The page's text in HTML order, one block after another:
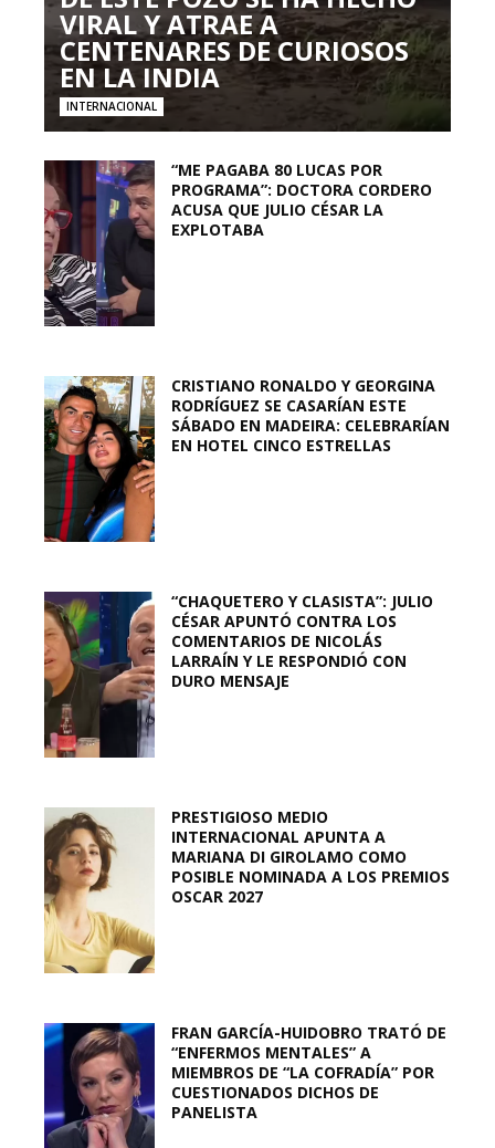
VIRAL Y ATRAE A
CENTENARES DE CURIOSOS
EN LA INDIA
INTERNACIONAL
“ME PAGABA 80 LUCAS POR
PROGRAMA”: DOCTORA CORDERO
ACUSA QUE JULIO CÉSAR LA
EXPLOTABA
CRISTIANO RONALDO Y GEORGINA
RODRÍGUEZ SE CASARÍAN ESTE
SÁBADO EN MADEIRA: CELEBRARÍAN
EN HOTEL CINCO ESTRELLAS
“CHAQUETERO Y CLASISTA”: JULIO
CÉSAR APUNTÓ CONTRA LOS
COMENTARIOS DE NICOLÁS
LARRAÍN Y LE RESPONDIÓ CON
DURO MENSAJE
PRESTIGIOSO MEDIO
INTERNACIONAL APUNTA A
MARIANA DI GIROLAMO COMO
POSIBLE NOMINADA A LOS PREMIOS
OSCAR 2027
FRAN GARCÍA-HUIDOBRO TRATÓ DE
“ENFERMOS MENTALES” A
MIEMBROS DE “LA COFRADÍA” POR
CUESTIONADOS DICHOS DE
PANELISTA